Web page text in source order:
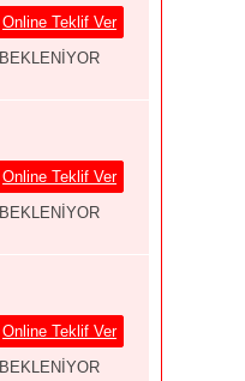
Online Teklif Ver
Online Teklif Ver
Online Teklif Ver